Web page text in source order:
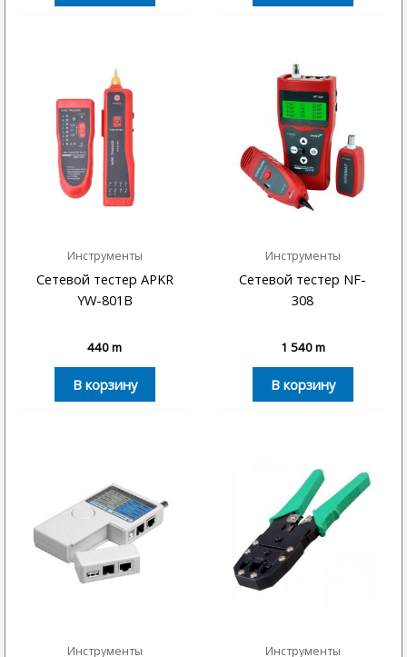
Инструменты
Сетевой тестер APKR
YW-801B
440m
В корзину
Инструменты
Сетевой тестер NF-
308
1 540m
В корзину
Инструменты Инструменты